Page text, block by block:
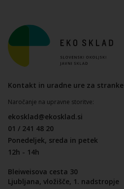
Kontakt in uradne ure za stranke
Naročanje na upravne storitve:
ekosklad@ekosklad.si
01 / 241 48 20
Ponedeljek, sreda in petek
12h - 14h
Bleiweisova cesta 30
Ljubljana, vložišče, 1. nadstropje